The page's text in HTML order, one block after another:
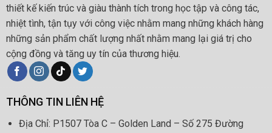
thiết kế kiến trúc và giàu thành tích trong học tập và công tác,
nhiệt tình, tận tụy với công việc nhằm mang những khách hàng
những sản phẩm chất lượng nhất nhằm mang lại giá trị cho
cộng đồng và tăng uy tín của thương hiệu.
THÔNG TIN LIÊN HỆ
Địa Chỉ: P1507 Tòa C – Golden Land – Số 275 Đường